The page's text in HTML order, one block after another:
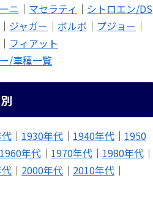
ニ ｜ マセラティ ｜ シトロエン/DS
｜ ジャガー ｜ ボルボ ｜ プジョー ｜
｜ フィアット
/車種一覧
｜ 1930年代 ｜ 1940年代 ｜ 1950
1960年代 ｜ 1970年代 ｜ 1980年代 ｜
｜ 2000年代 ｜ 2010年代 ｜